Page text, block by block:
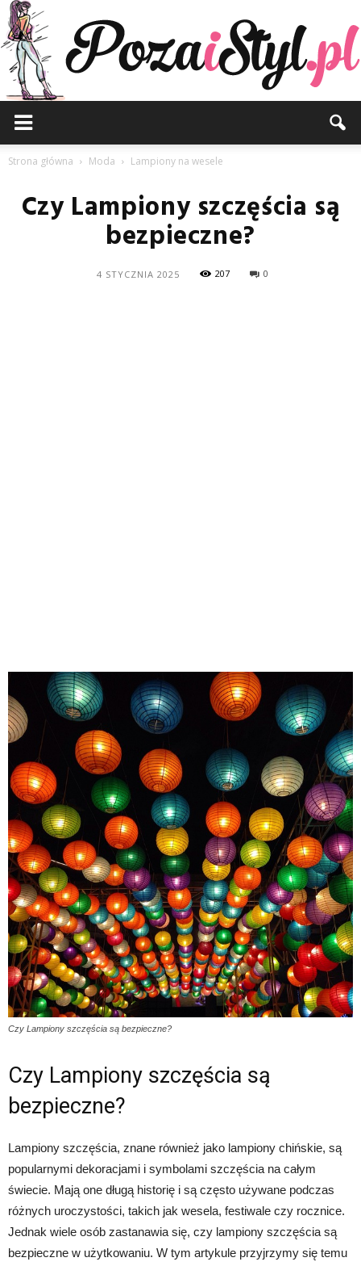
Strona główna Moda Lampiony na wesele
Czy Lampiony szczęścia są
bezpieczne?
4 STYCZNIA 2025 207 0
Czy Lampiony szczęścia są bezpieczne?
Czy Lampiony szczęścia są
bezpieczne?
Lampiony szczęścia, znane również jako lampiony chińskie, są
popularnymi dekoracjami i symbolami szczęścia na całym
świecie. Mają one długą historię i są często używane podczas
różnych uroczystości, takich jak wesela, festiwale czy rocznice.
Jednak wiele osób zastanawia się, czy lampiony szczęścia są
bezpieczne w użytkowaniu. W tym artykule przyjrzymy się temu